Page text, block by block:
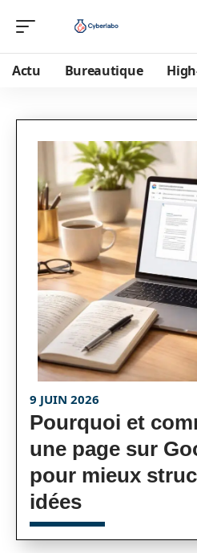
Actu Bureautique
9 JUIN 2026
Pourquoi et
une page sur
pour mieux
idées